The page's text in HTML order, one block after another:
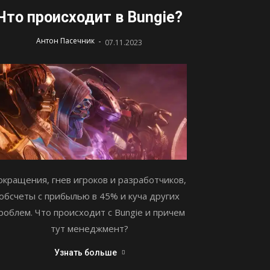
происходит в Bungie?
Антон Пасечник - 07.11.2023
гнев игроков и разработчиков,
с прибылью в 45% и куча других
Что происходит с Bungie и причем
тут менеджмент?
Узнать больше